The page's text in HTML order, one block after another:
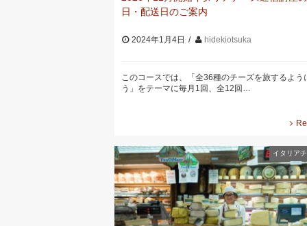
日・配送日のご案内
2024年1月4日 hidekiotsuka
このコースでは、「全36種のチーズを旅するよう
う」をテーマに毎月1回、全12回…
イタリア